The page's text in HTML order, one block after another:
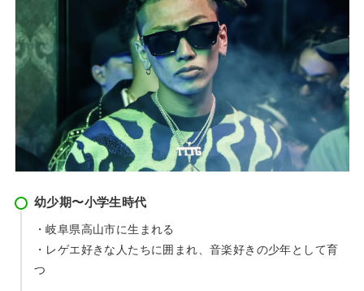
幼少期〜小学生時代
・岐阜県高山市に生まれる
・レゲエ好きな人たちに囲まれ、音楽好きの少年として育
つ